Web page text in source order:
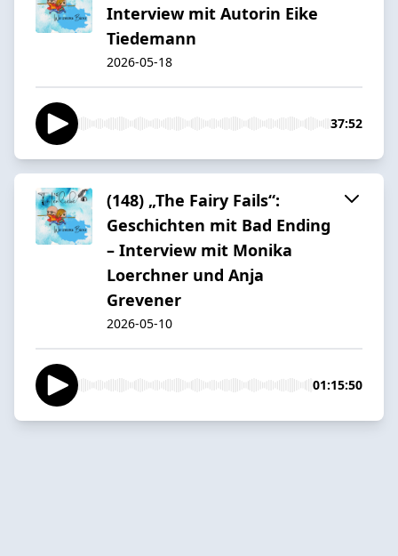
Interview mit Autorin Eike
Tiedemann
2026-05-18
37:52
(148) „The Fairy Fails“:
Geschichten mit Bad Ending
– Interview mit Monika
Loerchner und Anja
Grevener
2026-05-10
01:15:50